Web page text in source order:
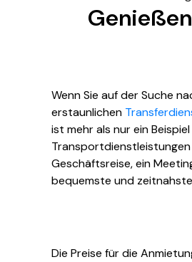
Wenn Sie auf der Suche
erstaunlichen
ist mehr als nur ein
Transportdienstleistungen
Geschäftsreise, ein
bequemste und
Die Preise für die